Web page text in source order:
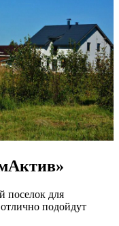
поселок для
подойдут